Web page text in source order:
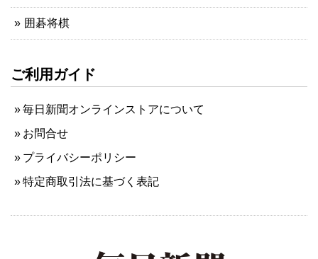
囲碁将棋
ご利用ガイド
毎日新聞オンラインストアについて
お問合せ
プライバシーポリシー
特定商取引法に基づく表記